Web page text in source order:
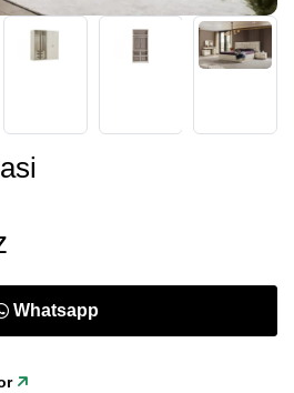
Whatsapp